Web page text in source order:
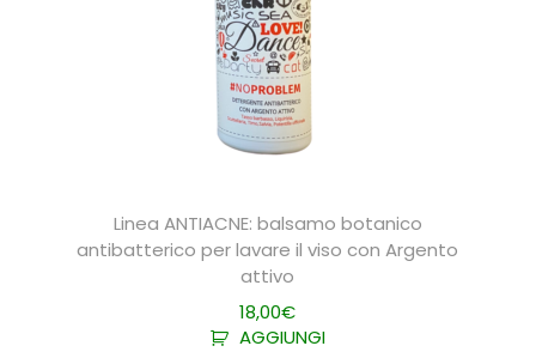
Linea ANTIACNE: balsamo botanico
antibatterico per lavare il viso con Argento
attivo
18,00€
AGGIUNGI